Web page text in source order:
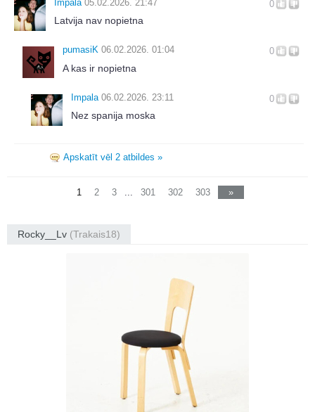
0
Impala 05.02.2026. 21:47
Latvija nav nopietna
0
pumasiK 06.02.2026. 01:04
A kas ir nopietna
0
Impala 06.02.2026. 23:11
Nez spanija moska
Apskatīt vēl 2 atbildes »
1 2 3 ... 301 302 303 »
Rocky__Lv (Trakais18)